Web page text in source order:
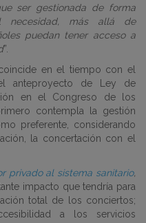
ser gestionada de forma
necesidad, más allá de
puedan tener acceso a
”.
en el tiempo con el
anteproyecto de Ley de
en el Congreso de los
contempla la gestión
preferente, considerando
la concertación con el
privado al sistema sanitario,
impacto que tendría para
total de los conciertos;
a los servicios